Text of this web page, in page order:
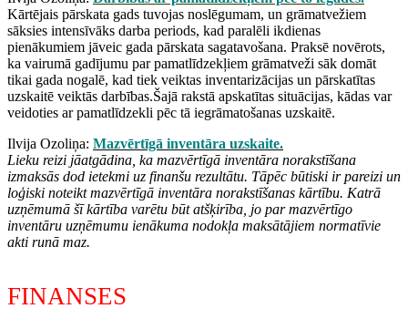
Kārtējais pārskata gads tuvojas noslēgumam, un grāmatvežiem
sāksies intensīvāks darba periods, kad paralēli ikdienas
pienākumiem jāveic gada pārskata sagatavošana. Praksē novērots,
ka vairumā gadījumu par pamatlīdzekļiem grāmatveži sāk domāt
tikai gada nogalē, kad tiek veiktas inventarizācijas un pārskatītas
uzskaitē veiktās darbības.Šajā rakstā apskatītas situācijas, kādas var
veidoties ar pamatlīdzekli pēc tā iegrāmatošanas uzskaitē.
Ilvija Ozoliņa: Mazvērtīgā inventāra uzskaite.
Lieku reizi jāatgādina, ka mazvērtīgā inventāra norakstīšana
izmaksās dod ietekmi uz finanšu rezultātu. Tāpēc būtiski ir pareizi un
loģiski noteikt mazvērtīgā inventāra norakstīšanas kārtību. Katrā
uzņēmumā šī kārtība varētu būt atšķirība, jo par mazvērtīgo
inventāru uzņēmumu ienākuma nodokļa maksātājiem normatīvie
akti runā maz.
FINANSES